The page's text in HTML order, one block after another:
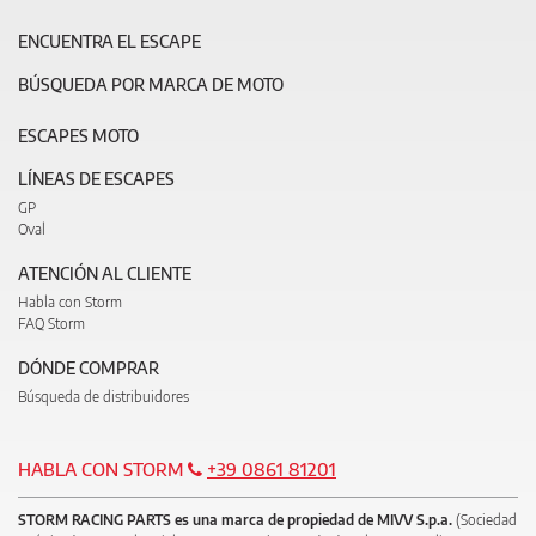
ENCUENTRA EL ESCAPE
BÚSQUEDA POR MARCA DE MOTO
ESCAPES MOTO
LÍNEAS DE ESCAPES
GP
Oval
ATENCIÓN AL CLIENTE
Habla con Storm
FAQ Storm
DÓNDE COMPRAR
Búsqueda de distribuidores
HABLA CON STORM +39 0861 81201
STORM RACING PARTS es una marca de propiedad de MIVV S.p.a. (Sociedad